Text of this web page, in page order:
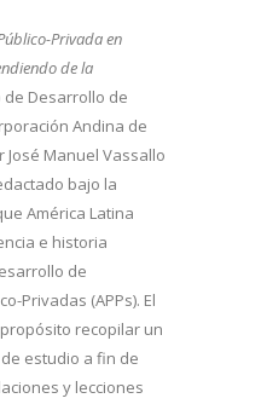
Privada en
de la
Desarrollo de
Andina de
José Manuel Vassallo
bajo la
América Latina
e historia
de
Privadas (APPs). El
recopilar un
estudio a fin de
y lecciones